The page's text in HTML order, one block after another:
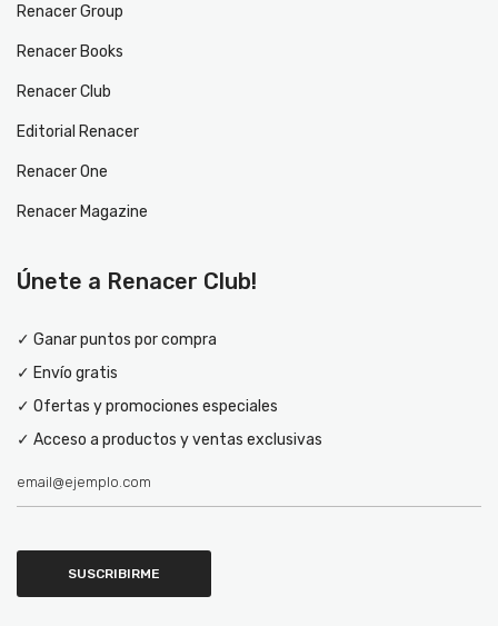
Renacer Group
Renacer Books
Renacer Club
Editorial Renacer
Renacer One
Renacer Magazine
Únete a Renacer Club!
✓ Ganar puntos por compra
✓ Envío gratis
✓ Ofertas y promociones especiales
✓ Acceso a productos y ventas exclusivas